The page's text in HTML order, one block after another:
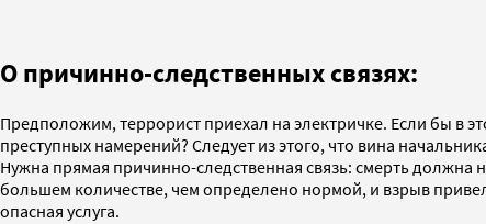
О причинно-следственных связях:
Предположим, террорист приехал на электричке. Если бы в
преступных намерений? Следует из этого, что вина
Нужна прямая причинно-следственная связь: смерть должна
большем количестве, чем определено нормой, и взрыв
опасная услуга.